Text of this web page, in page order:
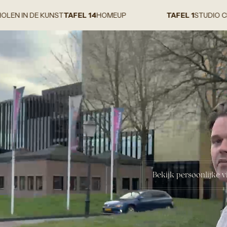
TAFEL 14HOMEUP TAFEL 1 STUDIO CHNTTAFEL 2
Bekijk persoonlijke